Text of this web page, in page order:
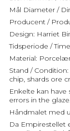
Mål Diameter /
Producent /
Design: Harriet
Tidsperiode /
Material:
Stand /
chip, shards ore
Enkelte kan
errors in the glaze.
Håndmalet med
Da Empirestellet